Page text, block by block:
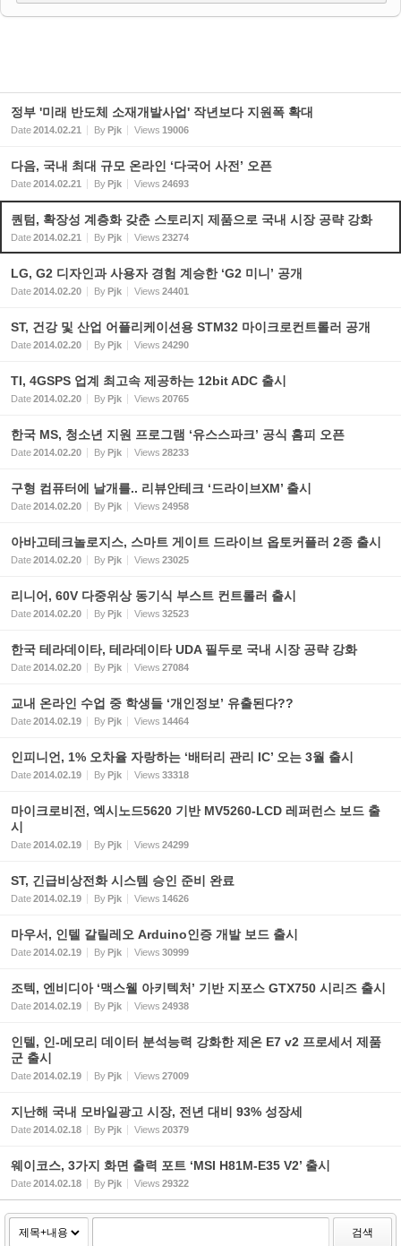
정부 '미래 반도체 소재개발사업' 작년보다 지원폭 확대
Date2014.02.21 ByPjk Views 19006
다음, 국내 최대 규모 온라인 ‘다국어 사전’ 오픈
Date2014.02.21 ByPjk Views 24693
퀀텀, 확장성 계층화 갖춘 스토리지 제품으로 국내 시장 공략 강화
Date2014.02.21 ByPjk Views 23274
LG, G2 디자인과 사용자 경험 계승한 ‘G2 미니’ 공개
Date2014.02.20 ByPjk Views 24401
ST, 건강 및 산업 어플리케이션용 STM32 마이크로컨트롤러 공개
Date2014.02.20 ByPjk Views 24290
TI, 4GSPS 업계 최고속 제공하는 12bit ADC 출시
Date2014.02.20 ByPjk Views 20765
한국 MS, 청소년 지원 프로그램 ‘유스스파크’ 공식 홈피 오픈
Date2014.02.20 ByPjk Views 28233
구형 컴퓨터에 날개를.. 리뷰안테크 ‘드라이브XM’ 출시
Date2014.02.20 ByPjk Views 24958
아바고테크놀로지스, 스마트 게이트 드라이브 옵토커플러 2종 출시
Date2014.02.20 ByPjk Views 23025
리니어, 60V 다중위상 동기식 부스트 컨트롤러 출시
Date2014.02.20 ByPjk Views 32523
한국 테라데이타, 테라데이타 UDA 필두로 국내 시장 공략 강화
Date2014.02.20 ByPjk Views 27084
교내 온라인 수업 중 학생들 ‘개인정보’ 유출된다??
Date2014.02.19 ByPjk Views 14464
인피니언, 1% 오차율 자랑하는 ‘배터리 관리 IC’ 오는 3월 출시
Date2014.02.19 ByPjk Views 33318
마이크로비전, 엑시노드5620 기반 MV5260-LCD 레퍼런스 보드 출
시
Date2014.02.19 ByPjk Views 24299
ST, 긴급비상전화 시스템 승인 준비 완료
Date2014.02.19 ByPjk Views 14626
마우서, 인텔 갈릴레오 Arduino인증 개발 보드 출시
Date2014.02.19 ByPjk Views 30999
조텍, 엔비디아 ‘맥스웰 아키텍처’ 기반 지포스 GTX750 시리즈 출시
Date2014.02.19 ByPjk Views 24938
인텔, 인-메모리 데이터 분석능력 강화한 제온 E7 v2 프로세서 제품
군 출시
Date2014.02.19 ByPjk Views 27009
지난해 국내 모바일광고 시장, 전년 대비 93% 성장세
Date2014.02.18 ByPjk Views 20379
웨이코스, 3가지 화면 출력 포트 ‘MSI H81M-E35 V2’ 출시
Date2014.02.18 ByPjk Views 29322
검색